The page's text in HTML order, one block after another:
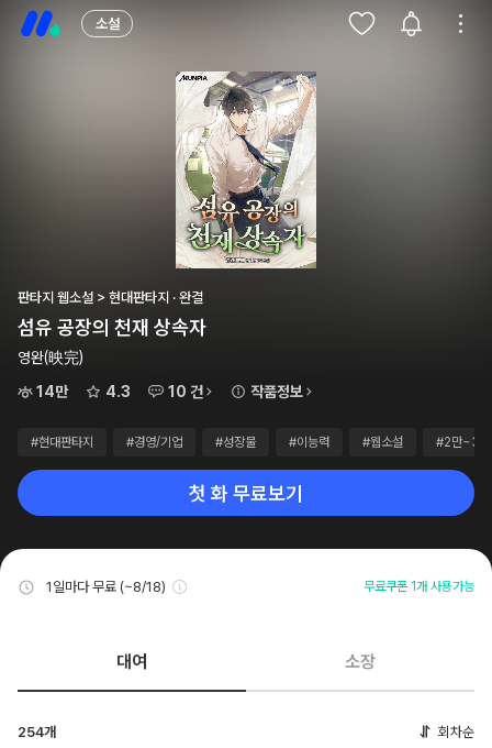
소설
판타지 웹소설 > 현대판타지 · 완결
섬유 공장의 천재 상속자
영완(映完)
14만
4.3 10 건 작품정보
#현대판타지 #경영/기업 #성장물 #이능력 #웹소설 #2만~3만
첫 화 무료보기
1일마다 무료 (~8/18) 무료쿠폰 1개 사용가능
대여 소장
254개 회차순